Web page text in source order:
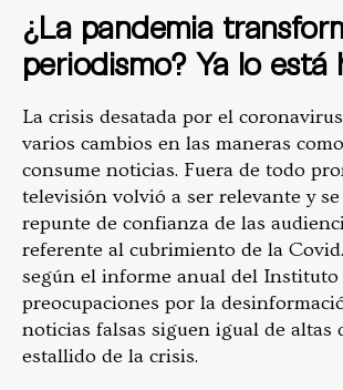
¿La pandemia
periodismo? Ya lo está
La crisis desatada por el
varios cambios en las maneras
consume noticias. Fuera de todo
televisión volvió a ser relevante y
repunte de confianza de las
referente al cubrimiento de la
según el informe anual del Instituto
preocupaciones por la
noticias falsas siguen igual de altas
estallido de la crisis.